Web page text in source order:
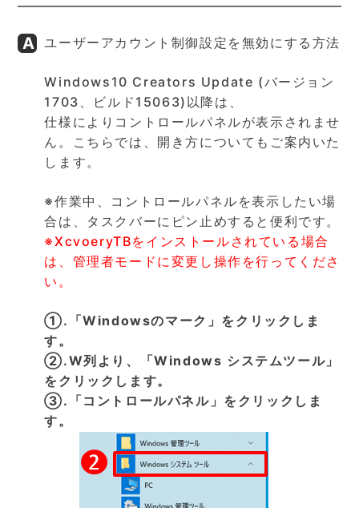
ユーザーアカウント制御設定を無効にする方法
Windows10 Creators Update (バージョン
1703、ビルド15063)以降は、
仕様によりコントロールパネルが表示されませ
ん。こちらでは、開き方についてもご案内いた
します。
※作業中、コントロールパネルを表示したい場
合は、タスクバーにピン止めすると便利です。
※XcvoeryTBをインストールされている場合
は、管理者モードに変更し操作を行ってくださ
い。
①.「Windowsのマーク」をクリックしま
す。
②.W列より、「Windows システムツール」
をクリックします。
③.「コントロールパネル」をクリックしま
す。